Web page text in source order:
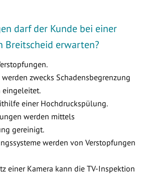
darf der Kunde bei einer
Breitscheid erwarten?
zwecks Schadensbegrenzung
eingeleitet.
einer Hochdruckspülung.
werden mittels
gereinigt.
werden von Verstopfungen
einer Kamera kann die TV-Inspektion